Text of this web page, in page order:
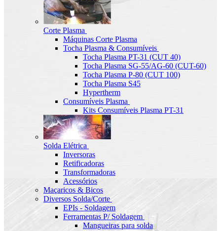
Corte Plasma
Máquinas Corte Plasma
Tocha Plasma & Consumíveis
Tocha Plasma PT-31 (CUT 40)
Tocha Plasma SG-55/AG-60 (CUT-60)
Tocha Plasma P-80 (CUT 100)
Tocha Plasma S45
Hypertherm
Consumíveis Plasma
Kits Consumíveis Plasma PT-31
Solda Elétrica
Inversoras
Retificadoras
Transformadoras
Acessórios
Maçaricos & Bicos
Diversos Solda/Corte
EPIs - Soldagem
Ferramentas P/ Soldagem
Mangueiras para solda